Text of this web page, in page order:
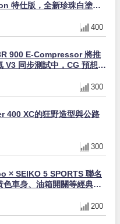
特仕版，全新珍珠白塗裝
400
900 E-Compressor 將推
V3 同步測試中，CG 預想曝
300
400 XC的狂野造型與公路
300
× SEIKO 5 SPORTS 聯名
色車身、油箱開關等經典設
200